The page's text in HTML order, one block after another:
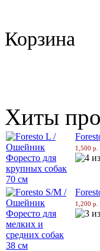
Корзина
Хиты
1,500 р.
1,200 р.